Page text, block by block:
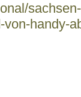
handy-